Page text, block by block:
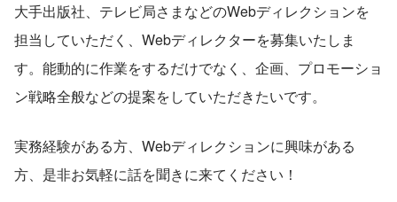
大手出版社、テレビ局さまなどのWebディレクションを
担当していただく、Webディレクターを募集いたしま
す。能動的に作業をするだけでなく、企画、プロモーショ
ン戦略全般などの提案をしていただきたいです。
実務経験がある方、Webディレクションに興味がある
方、是非お気軽に話を聞きに来てください！